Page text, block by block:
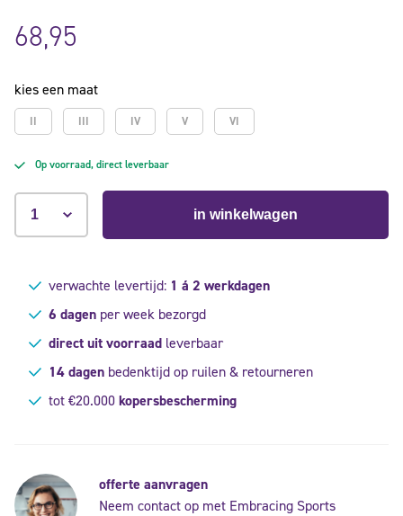
68,95
kies een maat
II III IV V VI
Op voorraad, direct leverbaar
in winkelwagen
verwachte levertijd: 1 á 2 werkdagen
6 dagenper week bezorgd
direct uit voorraadleverbaar
14 dagenbedenktijd op ruilen & retourneren
tot €20.000kopersbescherming
offerte aanvragen
Neem contact op met Embracing Sports